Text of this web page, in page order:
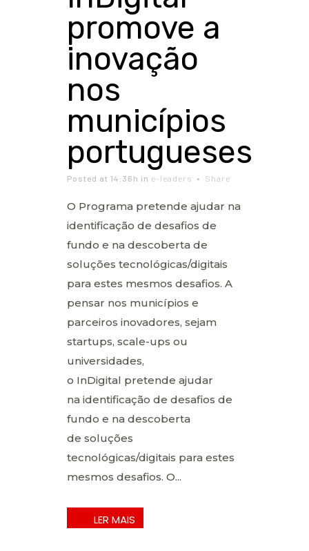
promove a
inovação
nos
municípios
portugueses
Posted at 14:36h in e-leaders Share
O Programa pretende ajudar na
identificação de desafios de
fundo e na descoberta de
soluções tecnológicas/digitais
para estes mesmos desafios. A
pensar nos municípios e
parceiros inovadores, sejam
startups, scale-ups ou
universidades,
o InDigital pretende ajudar
na identificação de desafios de
fundo e na descoberta
de soluções
tecnológicas/digitais para estes
mesmos desafios. O...